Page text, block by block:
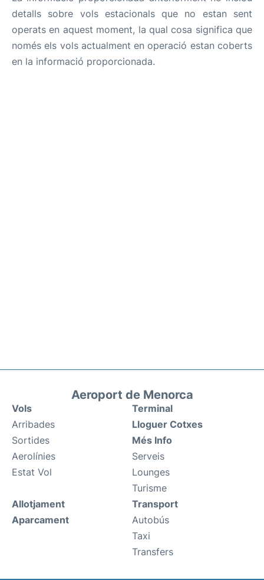
detalls sobre vols estacionals que no estan sent
operats en aquest moment, la qual cosa significa que
només els vols actualment en operació estan coberts
en la informació proporcionada.
Aeroport de Menorca
Vols
Arribades
Sortides
Aerolínies
Estat Vol
Terminal
Lloguer Cotxes
Més Info
Serveis
Lounges
Turisme
Allotjament
Aparcament
Transport
Autobús
Taxi
Transfers